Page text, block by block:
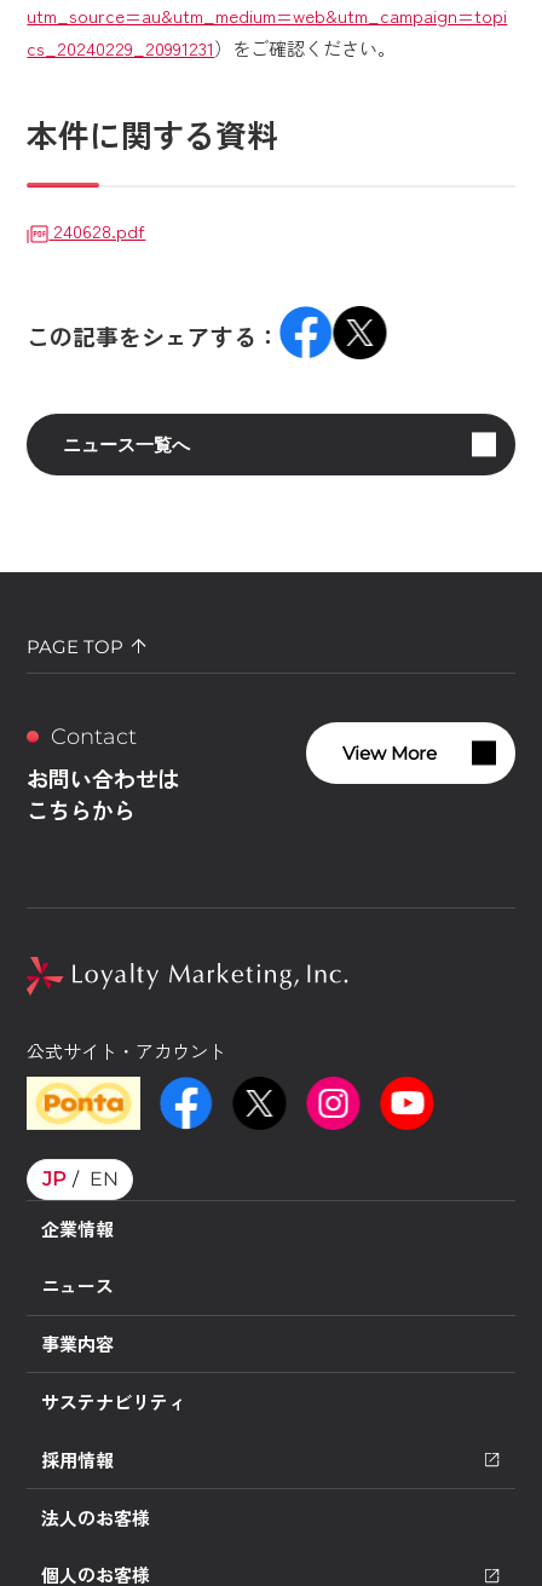
utm_source=au&utm_medium=web&utm_campaign=topi
cs_20240229_20991231）をご確認ください。
本件に関する資料
240628.pdf
この記事をシェアする：
ニュース一覧へ
PAGE TOP
Contact
お問い合わせは
こちらから
View More
公式サイト・アカウント
JP EN
企業情報
ニュース
事業内容
サステナビリティ
採用情報
法人のお客様
個人のお客様